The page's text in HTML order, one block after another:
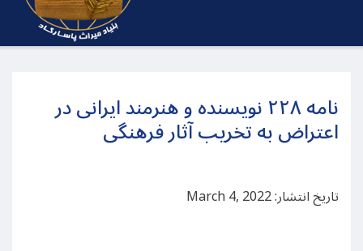
نامه ۲۲۸ نویسنده و هنرمند ایرانی در
اعتراض به تخریب آثار فرهنگی
تاریخ انتشار: March 4, 2022